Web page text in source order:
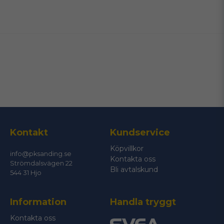
Ja, ni får publicera min fråga
Skicka fråga
Kontakt
info@pksanding.se
Strömdalsvägen 22
544 31 Hjo
Kundservice
Köpvillkor
Kontakta oss
Bli avtalskund
Information
Kontakta oss
Handla tryggt